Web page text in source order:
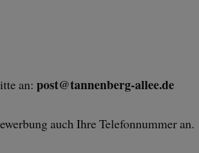
an:post@tannenberg-allee.de
auch Ihre Telefonnummer an.